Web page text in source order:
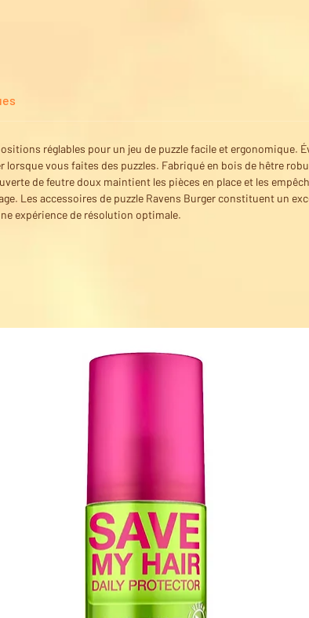
réglables pour un jeu de puzzle facile et ergonomique.
vous faites des puzzles. Fabriqué en bois de hêtre
de feutre doux maintient les pièces en place et les
Les accessoires de puzzle Ravens Burger constituent un
expérience de résolution optimale.